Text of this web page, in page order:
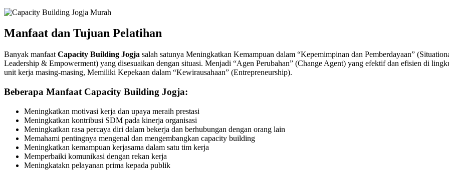
Manfaat dan Tujuan Pelatihan
Banyak manfaat Capacity Building Jogja salah satunya Meningkatkan Kemampuan dalam “Kepemimpinan dan Pemberdayaan”
Leadership & Empowerment) yang disesuaikan dengan situasi. Menjadi “Agen Perubahan” (Change Agent) yang efektif dan efisien di
unit kerja masing-masing, Memiliki Kepekaan dalam “Kewirausahaan” (Entrepreneurship).
Beberapa Manfaat Capacity Building Jogja:
Meningkatkan motivasi kerja dan upaya meraih prestasi
Meningkatkan kontribusi SDM pada kinerja organisasi
Meningkatkan rasa percaya diri dalam bekerja dan berhubungan dengan orang lain
Memahami pentingnya mengenal dan mengembangkan capacity building
Meningkatkan kemampuan kerjasama dalam satu tim kerja
Memperbaiki komunikasi dengan rekan kerja
Meningkatakn pelayanan prima kepada publik